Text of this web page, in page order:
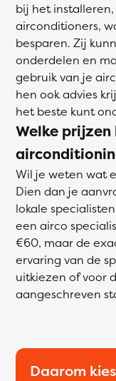
bij het
airconditioners,
besparen. Zij
onderdelen en
gebruik van je
hen ook advies
het beste kunt
Welke
Wil je weten wat
Dien dan je
lokale
een airco
€60, maar de
ervaring van de
uitkiezen of voor
aangeschreven
Daarom